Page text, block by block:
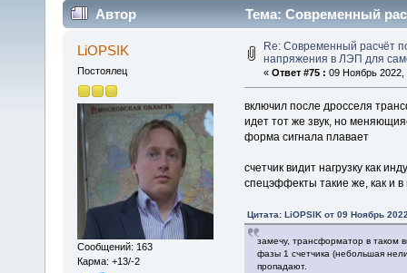
Автор
Тема: Современный
самостройщиков (Прочитано 221373 раз)
LiOPSIK
Постоялец
Сообщений: 163
Карма: +13/-2
Re: Современный расчёт
напряжения в ЛЭП для
« Ответ #75 : 09 Ноябрь 2022,
включил после дросселя
идет тот же звук, но
форма сигнала плавает
счетчик видит нагрузку как
спецэффекты такие же, как и
Цитата: LiOPSIK от 09 Ноябрь
замечу, трансформатор в таком
фазы 1 счетчика (небольшая
пропадают.